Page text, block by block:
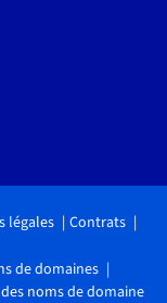
légales
Contrats
de domaines
noms de domaine